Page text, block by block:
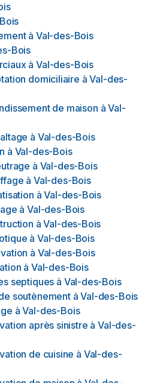
à Val-des-Bois
Bois
à Val-des-Bois
domiciliaire à Val-des-
de maison à Val-
à Val-des-Bois
à Val-des-Bois
à Val-des-Bois
à Val-des-Bois
à Val-des-Bois
à Val-des-Bois
à Val-des-Bois
à Val-des-Bois
à Val-des-Bois
à Val-des-Bois
septiques à Val-des-Bois
soutènement à Val-des-Bois
à Val-des-Bois
après sinistre à Val-des-
de cuisine à Val-des-